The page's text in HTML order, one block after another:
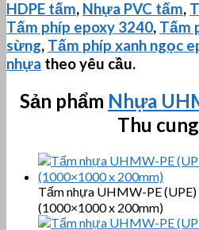
HDPE tấm, Nhựa PVC tấm,
Tấm phíp epoxy 3240, Tấm
sừng, Tấm phíp xanh ngọc
nhựa theo yêu cầu.
Sản phẩm Nhựa
Thu
Tấm nhựa UHMW-PE (UPE)
(1000×1000 x 200mm)